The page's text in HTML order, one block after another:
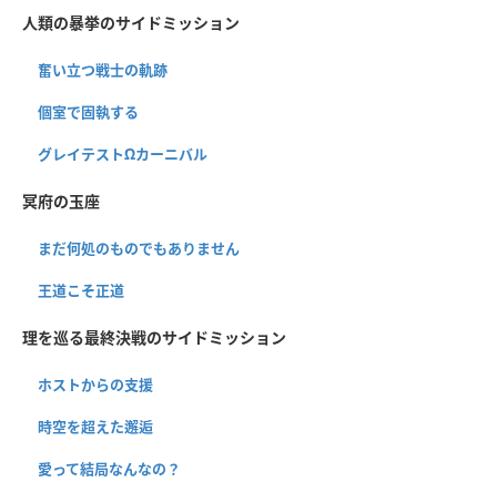
人類の暴挙のサイドミッション
奮い立つ戦士の軌跡
個室で固執する
グレイテストΩカーニバル
冥府の玉座
まだ何処のものでもありません
王道こそ正道
理を巡る最終決戦のサイドミッション
ホストからの支援
時空を超えた邂逅
愛って結局なんなの？